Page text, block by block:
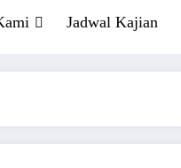
Jadwal Kajian